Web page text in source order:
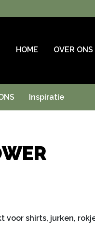
HOME OVER ONS
Inspiratie
voor shirts, jurken,